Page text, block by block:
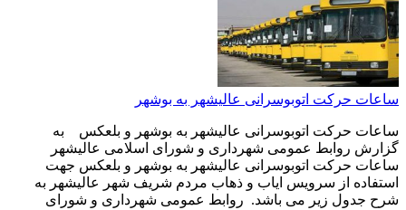
ساعات حرکت اتوبوسرانی عالیشهر به بوشهر
ساعات حرکت اتوبوسرانی عالیشهر به بوشهر و بلعکس به
گزارش روابط عمومی شهرداری و شورای اسلامی عالیشهر
ساعات حرکت اتوبوسرانی عالیشهر به بوشهر و بلعکس جهت
استفاده از سرویس ایاب و ذهاب مردم شریف شهر عالیشهر به
شرح جدول زیر می باشد. روابط عمومی شهرداری و شورای